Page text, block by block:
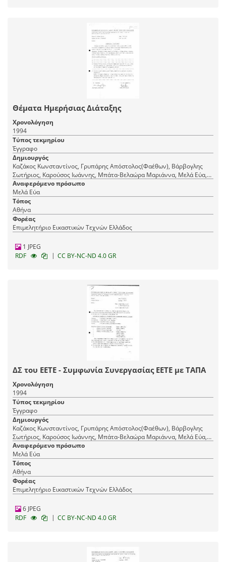
Θέματα Ημερήσιας Διάταξης
Χρονολόγηση
1994
Τύπος τεκμηρίου
Έγγραφο
Δημιουργός
Καζάκος Κωνσταντίνος, Γρυπάρης Απόστολος(Φαέθων), Βάρβογλης
Σωτήριος, Καρούσος Ιωάννης, Μπάτα-Βελαώρα Μαριάννα, Μελά Εύα,
Χατζηνικολή-Σαραφιανού Μαίρη, Φραντζής Μιχάλης, Αβραμίδης
Μιχάλης, Ξενάκη Μαριάννα, Δαραδήμος Χαράλαμπος
Αναφερόμενο πρόσωπο
Μελά Εύα
Τόπος
Αθήνα
Φορέας
Επιμελητήριο Εικαστικών Τεχνών Ελλάδος
1 JPEG
RDF
| CC BY-NC-ND 4.0 GR
ΔΣ του ΕΕΤΕ - Συμφωνία Συνεργασίας ΕΕΤΕ με ΤΑΠA
Χρονολόγηση
1994
Τύπος τεκμηρίου
Έγγραφο
Δημιουργός
Καζάκος Κωνσταντίνος, Γρυπάρης Απόστολος(Φαέθων), Βάρβογλης
Σωτήριος, Καρούσος Ιωάννης, Μπάτα-Βελαώρα Μαριάννα, Μελά Εύα,
Χατζηνικολή-Σαραφιανού Μαίρη, Φραντζής Μιχάλης, Αβραμίδης
Μιχάλης, Ξενάκη Μαριάννα, Δαραδήμος Χαράλαμπος
Αναφερόμενο πρόσωπο
Μελά Εύα
Τόπος
Αθήνα
Φορέας
Επιμελητήριο Εικαστικών Τεχνών Ελλάδος
6 JPEG
RDF
| CC BY-NC-ND 4.0 GR